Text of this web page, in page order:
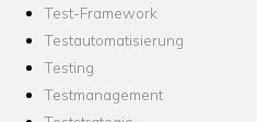
Test-Framework
Testautomatisierung
Testing
Testmanagement